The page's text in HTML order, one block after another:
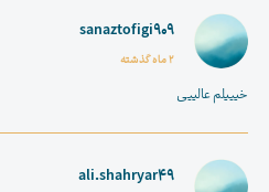
sanaztofigi909
2 ماه گذشته
خیییلم عالییی
ali.shahryar49